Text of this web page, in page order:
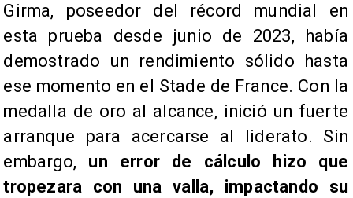
Girma, poseedor del récord mundial en
esta prueba desde junio de 2023, había
demostrado un rendimiento sólido hasta
ese momento en el Stade de France. Con la
medalla de oro al alcance, inició un fuerte
arranque para acercarse al liderato. Sin
embargo, un error de cálculo hizo que
tropezara con una valla, impactando su